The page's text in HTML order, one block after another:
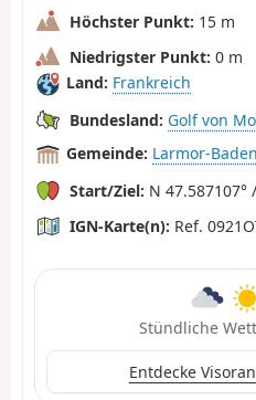
Höchster Punkt: 15 m
Niedrigster Punkt: 0 m
Land: Frankreich
Bundesland: Golf von
Gemeinde: Larmor-Baden
Start/Ziel: N 47.587107°
IGN-Karte(n): Ref.
Stündliche
Entdecke